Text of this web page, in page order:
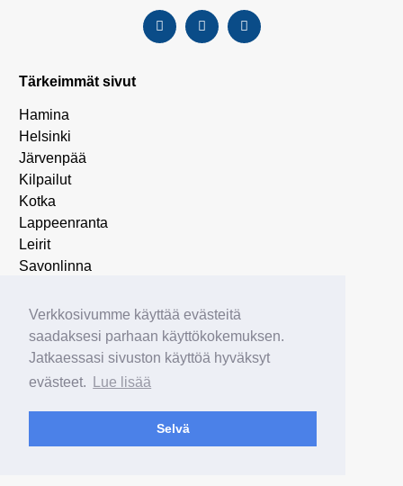
Verkkosivumme käyttää evästeitä
saadaksesi parhaan käyttökokemuksen.
Jatkaessasi sivuston käyttöä hyväksyt
evästeet.
Lue lisää
Selvä
Tärkeimmät sivut
Hamina
Helsinki
Järvenpää
Kilpailut
Kotka
Lappeenranta
Leirit
Savonlinna
TIEDOTE
Tulokset
Uncategorized
Vantaa
MyClub
WebMail